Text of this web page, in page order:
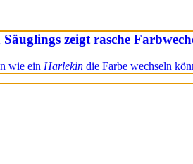
zeigt rasche
wie ein Harlekin die Farbe wechseln